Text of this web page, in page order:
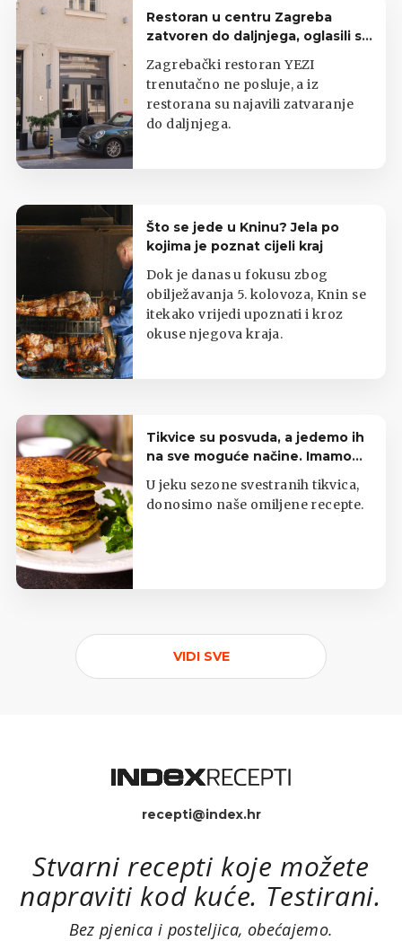
Restoran u centru Zagreba
zatvoren do daljnjega, oglasili se
iz lokala
Zagrebački restoran YEZI
trenutačno ne posluje, a iz
restorana su najavili zatvaranje
do daljnjega.
Što se jede u Kninu? Jela po
kojima je poznat cijeli kraj
Dok je danas u fokusu zbog
obilježavanja 5. kolovoza, Knin se
itekako vrijedi upoznati i kroz
okuse njegova kraja.
Tikvice su posvuda, a jedemo ih
na sve moguće načine. Imamo
top listu
U jeku sezone svestranih tikvica,
donosimo naše omiljene recepte.
VIDI SVE
recepti@index.hr
Stvarni recepti koje možete
napraviti kod kuće. Testirani.
Bez pjenica i posteljica, obećajemo.